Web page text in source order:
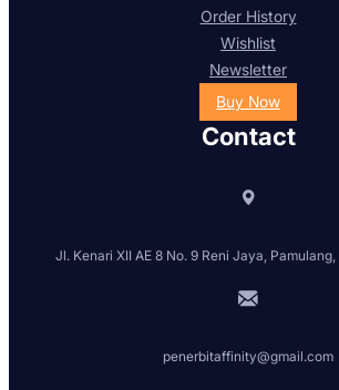
Order History
Wishlist
Newsletter
Buy Now
Contact
Jl. Kenari XII AE 8 No. 9 Reni Jaya,
penerbitaffinity@gmail.com